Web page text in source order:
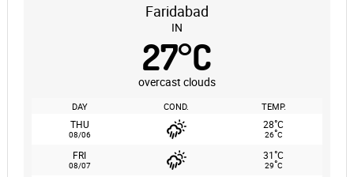
Faridabad
IN
27°C
overcast clouds
DAY COND. TEMP.
THU
08/06
28°C
26°C
FRI
08/07
31°C
29°C